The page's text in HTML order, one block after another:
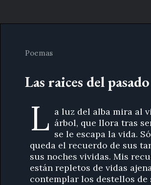
Poemas
Las raices del pasado
L a luz del alba mira al
árbol, que llora tras
se le escapa la vida.
queda el recuerdo de sus
sus noches vividas. Mis
están repletos de vidas
contemplar los destellos de